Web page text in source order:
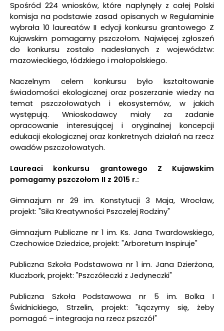
Spośród 224 wniosków, które napłynęły z całej Polski
komisja na podstawie zasad opisanych w Regulaminie
wybrała 10 laureatów II edycji konkursu grantowego Z
Kujawskim pomagamy pszczołom. Najwięcej zgłoszeń
do konkursu zostało nadesłanych z województw:
mazowieckiego, łódzkiego i małopolskiego.
Naczelnym celem konkursu było kształtowanie
świadomości ekologicznej oraz poszerzanie wiedzy na
temat pszczołowatych i ekosystemów, w jakich
występują. Wnioskodawcy miały za zadanie
opracowanie interesującej i oryginalnej koncepcji
edukacji ekologicznej oraz konkretnych działań na rzecz
owadów pszczołowatych.
Laureaci konkursu grantowego Z Kujawskim
pomagamy pszczołom II z 2015 r.:
Gimnazjum nr 29 im. Konstytucji 3 Maja, Wrocław,
projekt: "Siła Kreatywności Pszczelej Rodziny"
Gimnazjum Publiczne nr 1 im. Ks. Jana Twardowskiego,
Czechowice Dziedzice, projekt: "Arboretum Inspiruje"
Publiczna Szkoła Podstawowa nr 1 im. Jana Dzierżona,
Kluczbork, projekt: "Pszczółeczki z Jedyneczki"
Publiczna Szkoła Podstawowa nr 5 im. Bolka I
Świdnickiego, Strzelin, projekt: "Łączymy się, żeby
pomagać – integracja na rzecz pszczół"